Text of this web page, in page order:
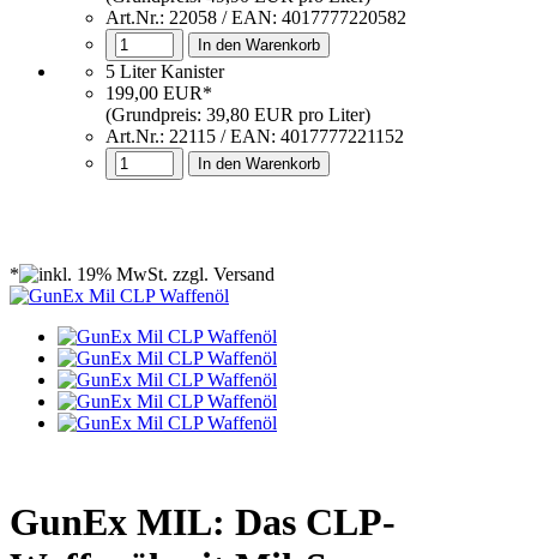
Art.Nr.: 22058 / EAN: 4017777220582
In den Warenkorb
5 Liter Kanister
199,00 EUR*
(Grundpreis: 39,80 EUR pro Liter)
Art.Nr.: 22115 / EAN: 4017777221152
In den Warenkorb
*
GunEx MIL: Das CLP-